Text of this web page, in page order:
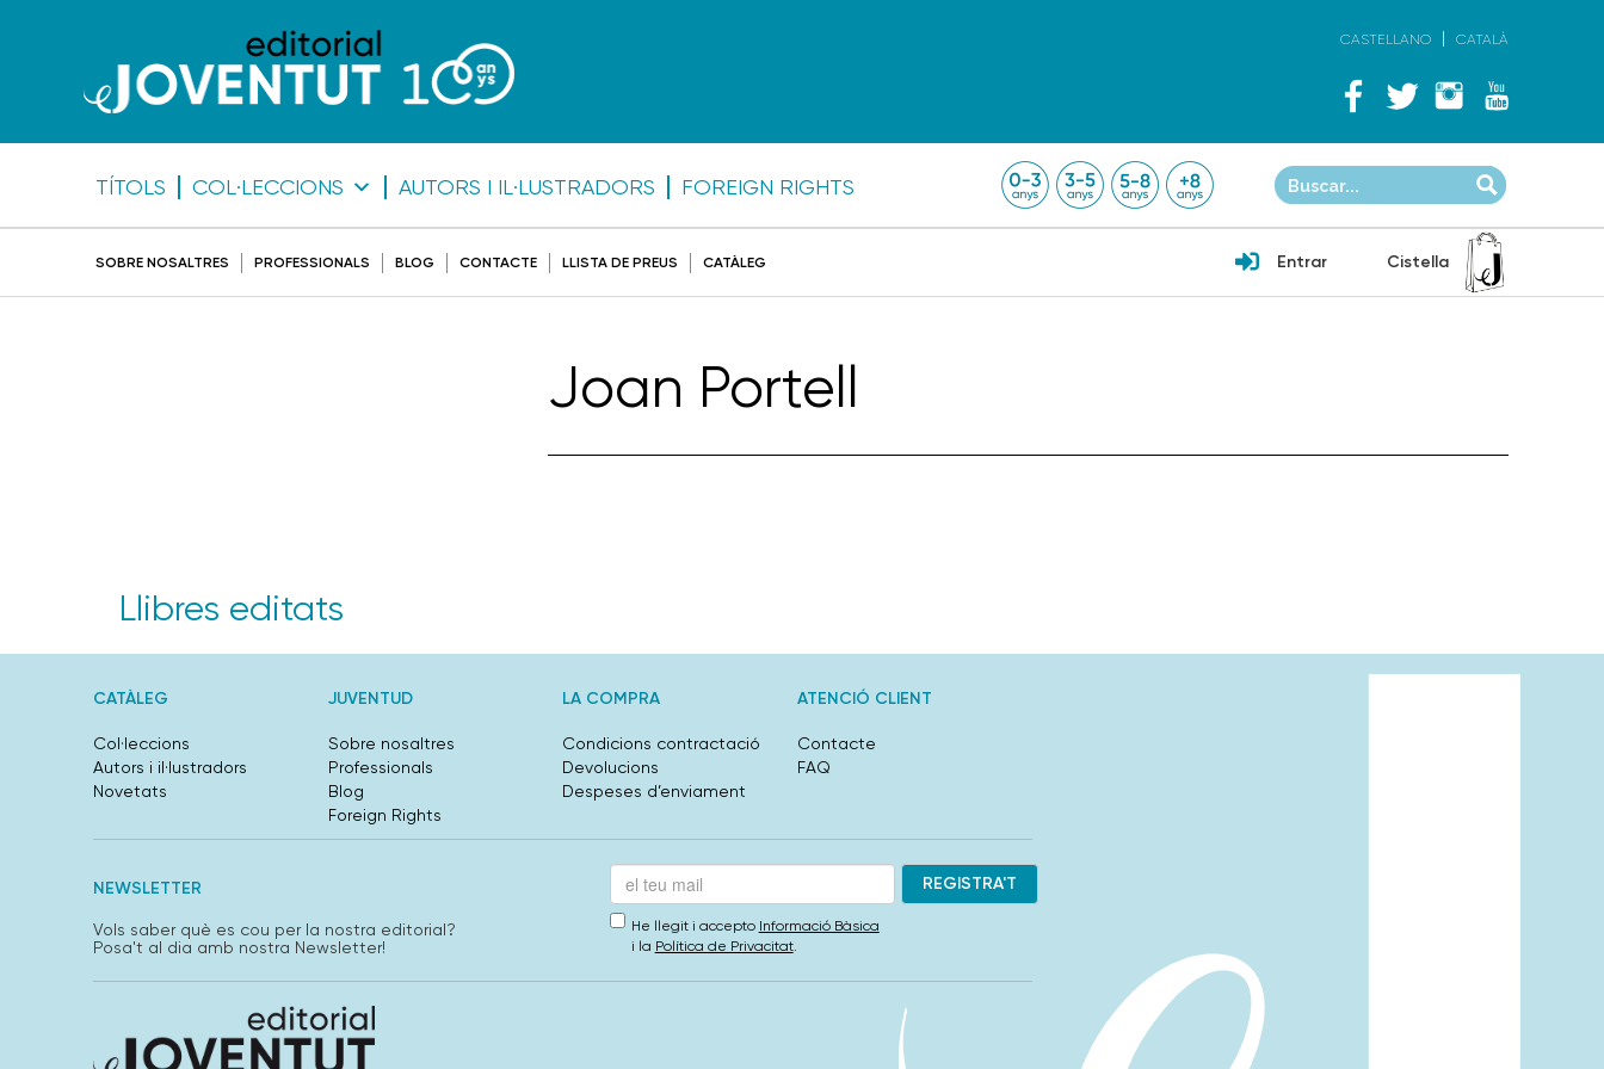
CASTELLANO CATALÀ
TÍTOLS COL·LECCIONS AUTORS I IL·LUSTRADORS FOREIGN RIGHTS
SOBRE NOSALTRES PROFESSIONALS BLOG CONTACTE LLISTA DE PREUS CATÀLEG Entrar Cistella
Joan Portell
Llibres editats
CATÀLEG
Col·leccions
Autors i il·lustradors
Novetats
JUVENTUD
Sobre nosaltres
Professionals
Blog
Foreign Rights
LA COMPRA
Condicions contractació
Devolucions
Despeses d’enviament
ATENCIÓ CLIENT
Contacte
FAQ
NEWSLETTER
Vols saber què es cou per la nostra editorial?
Posa't al dia amb nostra Newsletter!
He llegit i accepto Informació Bàsica
i la Política de Privacitat.